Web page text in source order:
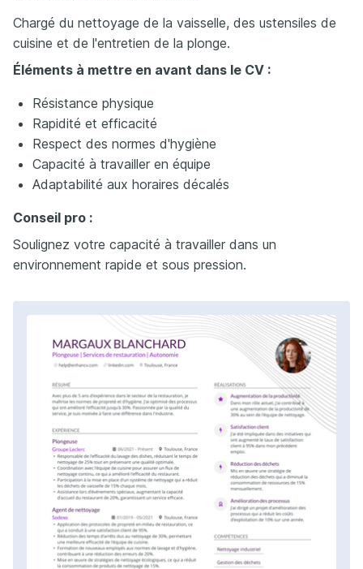
Chargé du nettoyage de la vaisselle, des ustensiles de
cuisine et de l'entretien de la plonge.
Éléments à mettre en avant dans le CV :
Résistance physique
Rapidité et efficacité
Respect des normes d'hygiène
Capacité à travailler en équipe
Adaptabilité aux horaires décalés
Conseil pro :
Soulignez votre capacité à travailler dans un
environnement rapide et sous pression.